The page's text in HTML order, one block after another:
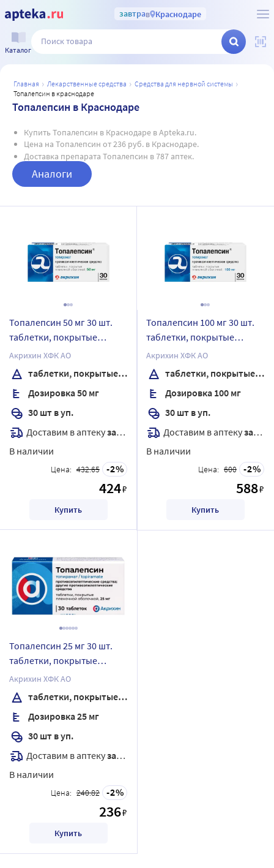
завтрав Краснодаре
Каталог
главная лекарственные средства
средства для нервной системы
топалепсин в краснодаре
Топалепсин в Краснодаре
Купить Топалепсин в Краснодаре в Apteka.ru.
Цена на Топалепсин от 236 руб. в Краснодаре.
Доставка препарата Топалепсин в 787 аптек.
Аналоги
Топалепсин 50 мг 30 шт.
таблетки, покрытые
пленочной оболочкой
Акрихин ХФК АО
таблетки, покрытые пленочной оболочкой
Дозировка 50 мг
30 шт в уп.
Доставим в аптекузавтра
В наличии
Цена: 432.65 2
424₽
Купить
Топалепсин 100 мг 30 шт.
таблетки, покрытые
пленочной оболочкой
Акрихин ХФК АО
таблетки, покрытые пленочной оболочкой
Дозировка 100 мг
30 шт в уп.
Доставим в аптекузавтра
В наличии
Цена: 600 2
588₽
Купить
Топалепсин 25 мг 30 шт.
таблетки, покрытые
пленочной оболочкой
Акрихин ХФК АО
таблетки, покрытые пленочной оболочкой
Дозировка 25 мг
30 шт в уп.
Доставим в аптекузавтра
В наличии
Цена: 240.82 2
236₽
Купить